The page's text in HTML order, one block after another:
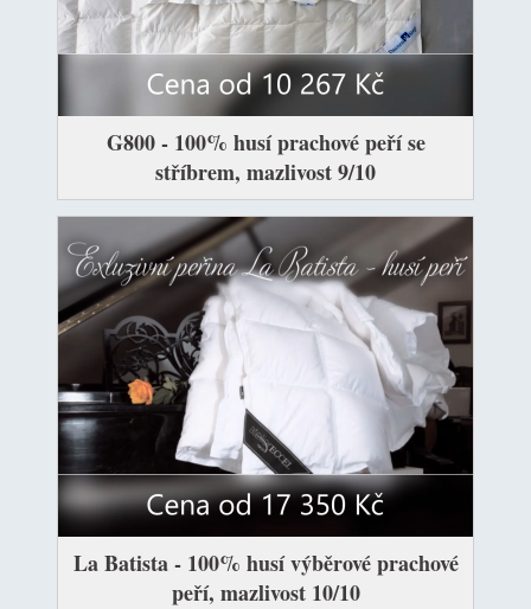
G800 - 100% husí prachové peří se
stříbrem, mazlivost 9/10
La Batista - 100% husí výběrové prachové
peří, mazlivost 10/10